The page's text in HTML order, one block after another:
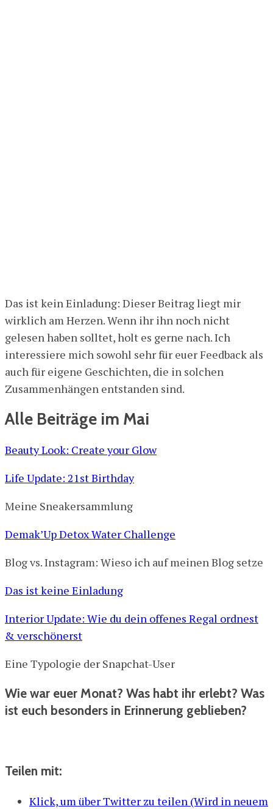
Das ist kein Einladung: Dieser Beitrag liegt mir
wirklich am Herzen. Wenn ihr ihn noch nicht
gelesen haben solltet, holt es gerne nach. Ich
interessiere mich sowohl sehr für euer Feedback als
auch für eigene Geschichten, die in solchen
Zusammenhängen entstanden sind.
Alle Beiträge im Mai
Beauty Look: Create your Glow
Life Update: 21st Birthday
Meine Sneakersammlung
Demak’Up Detox Water Challenge
Blog vs. Instagram: Wieso ich auf meinen Blog setze
Das ist keine Einladung
Interior Update: Wie du dein offenes Regal ordnest
& verschönerst
Eine Typologie der Snapchat-User
Wie war euer Monat? Was habt ihr erlebt? Was
ist euch besonders in Erinnerung geblieben?
Teilen mit:
Klick, um über Twitter zu teilen (Wird in neuem